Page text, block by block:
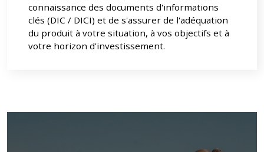
connaissance des documents d'informations
clés (DIC / DICI) et de s'assurer de l'adéquation
du produit à votre situation, à vos objectifs et à
votre horizon d'investissement.